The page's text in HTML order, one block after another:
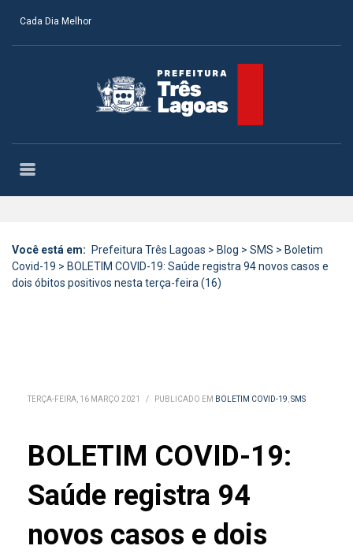
Cada Dia Melhor
Você está em: Prefeitura Três Lagoas > Blog > SMS > Boletim
Covid-19 > BOLETIM COVID-19: Saúde registra 94 novos casos e
dois óbitos positivos nesta terça-feira (16)
TERÇA-FEIRA, 16 MARÇO 2021 / PUBLICADO EM BOLETIM COVID-19,SMS
BOLETIM COVID-19:
Saúde registra 94
novos casos e dois